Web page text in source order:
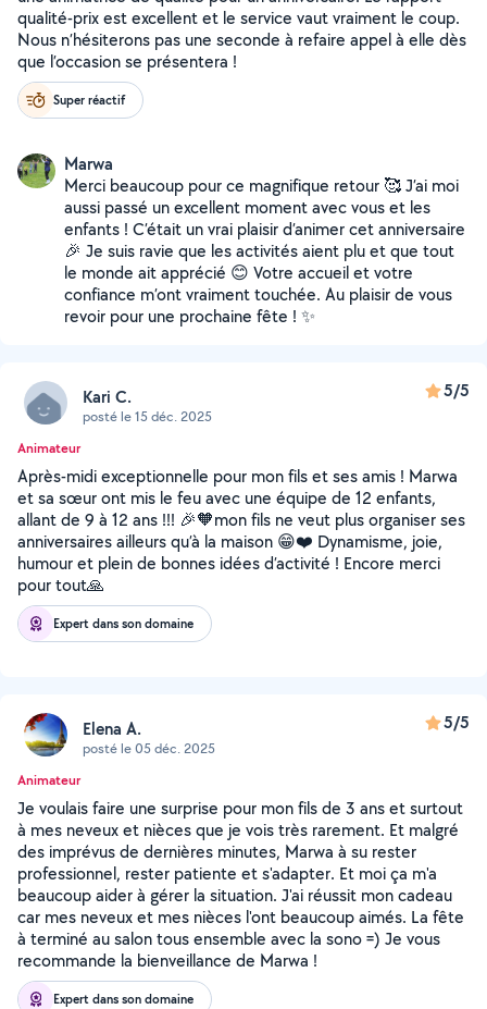
qualité-prix est excellent et le service vaut vraiment le coup.
Nous n’hésiterons pas une seconde à refaire appel à elle dès
que l’occasion se présentera !
Super réactif
Marwa
Merci beaucoup pour ce magnifique retour 🥰 J’ai moi
aussi passé un excellent moment avec vous et les
enfants ! C’était un vrai plaisir d’animer cet anniversaire
🎉 Je suis ravie que les activités aient plu et que tout
le monde ait apprécié 😊 Votre accueil et votre
confiance m’ont vraiment touchée. Au plaisir de vous
revoir pour une prochaine fête ! ✨
Kari C.
posté le 15 déc. 2025
5/5
Animateur
Après-midi exceptionnelle pour mon fils et ses amis ! Marwa
et sa sœur ont mis le feu avec une équipe de 12 enfants,
allant de 9 à 12 ans !!! 🎉🧡mon fils ne veut plus organiser ses
anniversaires ailleurs qu’à la maison 😁❤️ Dynamisme, joie,
humour et plein de bonnes idées d’activité ! Encore merci
pour tout🙏
Expert dans son domaine
Elena A.
posté le 05 déc. 2025
5/5
Animateur
Je voulais faire une surprise pour mon fils de 3 ans et surtout
à mes neveux et nièces que je vois très rarement. Et malgré
des imprévus de dernières minutes, Marwa à su rester
professionnel, rester patiente et s'adapter. Et moi ça m'a
beaucoup aider à gérer la situation. J'ai réussit mon cadeau
car mes neveux et mes nièces l'ont beaucoup aimés. La fête
à terminé au salon tous ensemble avec la sono =) Je vous
recommande la bienveillance de Marwa !
Expert dans son domaine